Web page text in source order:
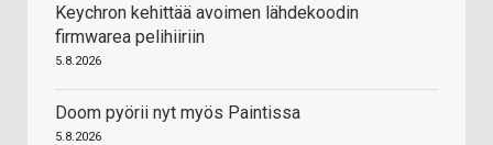
Keychron kehittää avoimen lähdekoodin
firmwarea pelihiiriin
5.8.2026
Doom pyörii nyt myös Paintissa
5.8.2026